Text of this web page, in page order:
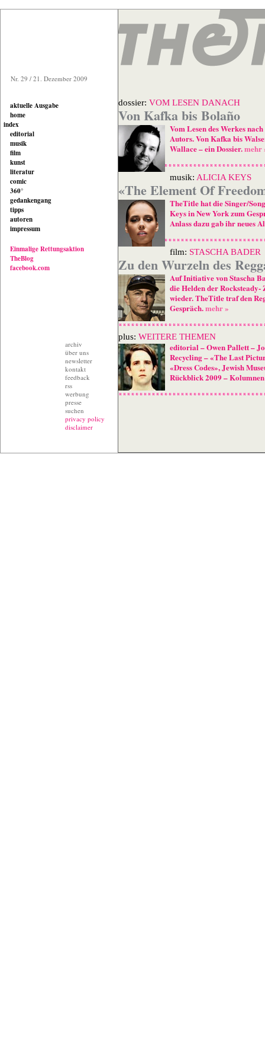
Nr. 29 / 21. Dezember 2009
aktuelle Ausgabe
home
index
editorial
musik
film
kunst
literatur
comic
360°
gedankengang
tipps
autoren
impressum
Einmalige Rettungsaktion
TheBlog
facebook.com
archiv
über uns
newsletter
kontakt
feedback
rss
werbung
presse
suchen
privacy policy
disclaimer
dossier: VOM LESEN DANACH
Von Kafka bis Bolaño
Vom Lesen des Werkes
Autors. Von Kafka bis
Wallace – ein Dossier.mehr
musik: ALICIA KEYS
«The Element Of
TheTitle hat die Singer/
Keys in New York zum
Anlass dazu gab ihr neues
film: STASCHA BADER
Zu den Wurzeln des
Auf Initiative von Stascha
die Helden der
wieder. TheTitle traf den
Gespräch.mehr »
plus: WEITERE THEMEN
editorial–Owen Pallett–
Recycling–«The Last
«Dress Codes», Jewish
Rückblick 2009 –Kolumnen